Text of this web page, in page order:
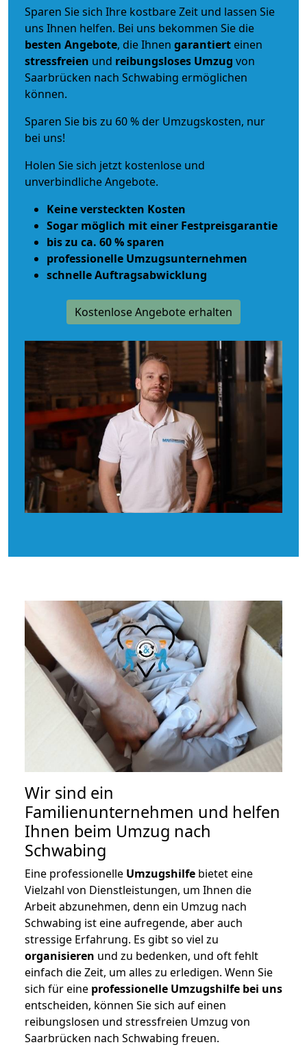
Sparen Sie sich Ihre kostbare Zeit und lassen Sie
uns Ihnen helfen. Bei uns bekommen Sie die
besten Angebote, die Ihnen garantiert einen
stressfreien und reibungsloses Umzug von
Saarbrücken nach Schwabing ermöglichen
können.
Sparen Sie bis zu 60 % der Umzugskosten, nur
bei uns!
Holen Sie sich jetzt kostenlose und
unverbindliche Angebote.
Keine versteckten Kosten
Sogar möglich mit einer Festpreisgarantie
bis zu ca. 60 % sparen
professionelle Umzugsunternehmen
schnelle Auftragsabwicklung
Kostenlose Angebote erhalten
Wir sind ein
Familienunternehmen und helfen
Ihnen beim Umzug nach
Schwabing
Eine professionelle Umzugshilfe bietet eine
Vielzahl von Dienstleistungen, um Ihnen die
Arbeit abzunehmen, denn ein Umzug nach
Schwabing ist eine aufregende, aber auch
stressige Erfahrung. Es gibt so viel zu
organisieren und zu bedenken, und oft fehlt
einfach die Zeit, um alles zu erledigen. Wenn Sie
sich für eine professionelle Umzugshilfe bei uns
entscheiden, können Sie sich auf einen
reibungslosen und stressfreien Umzug von
Saarbrücken nach Schwabing freuen.